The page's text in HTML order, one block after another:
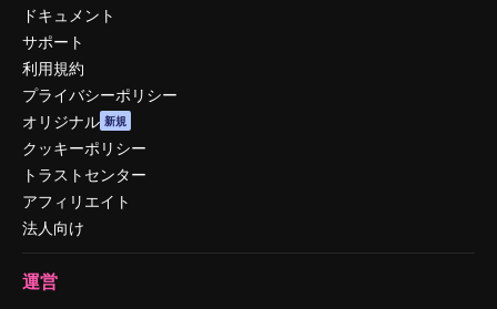
ドキュメント
サポート
利用規約
プライバシーポリシー
オリジナル 新規
クッキーポリシー
トラストセンター
アフィリエイト
法人向け
運営